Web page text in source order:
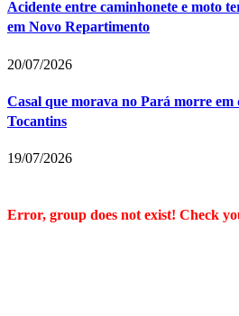
Acidente entre caminhonete e moto
em Novo Repartimento
20/07/2026
Casal que morava no Pará morre em
Tocantins
19/07/2026
Error, group does not exist! Check